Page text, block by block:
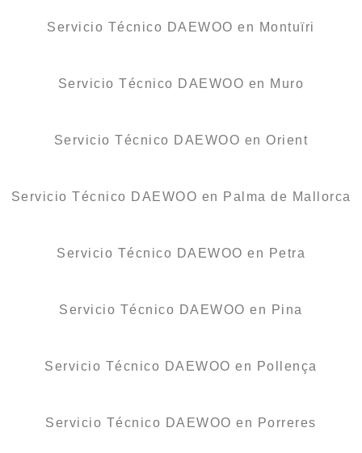
Servicio Técnico DAEWOO en Montuïri
Servicio Técnico DAEWOO en Muro
Servicio Técnico DAEWOO en Orient
Servicio Técnico DAEWOO en Palma de Mallorca
Servicio Técnico DAEWOO en Petra
Servicio Técnico DAEWOO en Pina
Servicio Técnico DAEWOO en Pollença
Servicio Técnico DAEWOO en Porreres